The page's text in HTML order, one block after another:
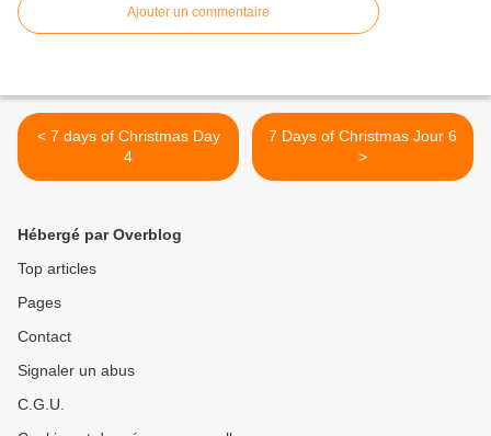
Ajouter un commentaire
< 7 days of Christmas Day
4
7 Days of Christmas Jour 6
>
Hébergé par Overblog
Top articles
Pages
Contact
Signaler un abus
C.G.U.